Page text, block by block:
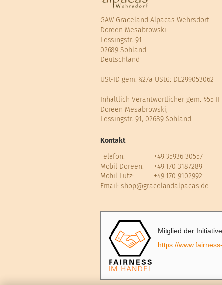
GAW Graceland Alpacas Wehrsdorf
Doreen Mesabrowski
Lessingstr. 91
02689 Sohland
Deutschland
USt-ID gem. §27a UStG: DE299053062
Inhaltlich Verantwortlicher gem. §55 II
Doreen Mesabrowski,
Lessingstr. 91, 02689 Sohland
Kontakt
Telefon:
+49 35936 30557
Mobil Doreen:
+49 170 3187289
Mobil Lutz:
+49 170 9102992
Email: shop@gracelandalpacas.de
Mitglied der
https://